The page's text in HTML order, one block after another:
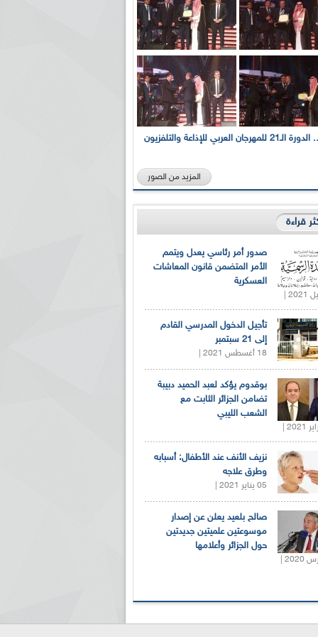
بالصور... الدورة الـ21 للمهرجان العربي للإذاعة والتلفزيون
المزيد من الصور
قراءة
صدور أمر رئاسي يعدل ويتمم
الأمر المتضمن قانون المعاشات
العسكرية
تأجيل الدخول المدرسي القادم
إلى 21 سبتمبر
18 أغسطس 2021 |
بوقدوم يؤكد لعبد الحميد دبيبة
تضامن الجزائر الثابت مع
الشعب الليبي
نزيف الأنف عند الأطفال: أسبابه
وطرق علاجه
05 يناير 2021 |
صالح بلعيد يعلن عن إصدار
موسوعتين علميتين جديدتين
حول الجزائر وأعلامها